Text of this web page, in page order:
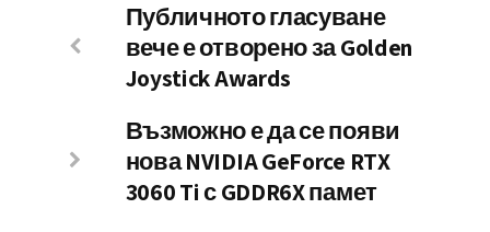
Публичното гласуване
вече е отворено за Golden
Joystick Awards
Възможно е да се появи
нова NVIDIA GeForce RTX
3060 Ti с GDDR6X памет